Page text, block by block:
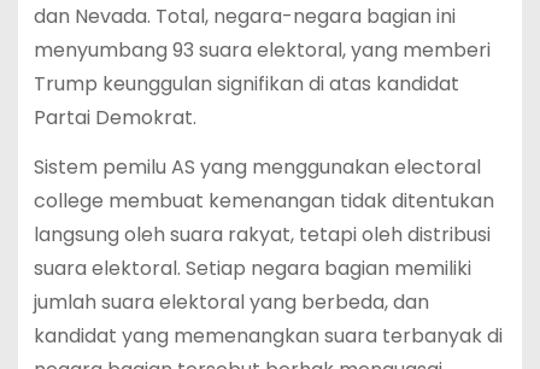
dan Nevada. Total, negara-negara bagian ini
menyumbang 93 suara elektoral, yang memberi
Trump keunggulan signifikan di atas kandidat
Partai Demokrat.
Sistem pemilu AS yang menggunakan electoral
college membuat kemenangan tidak ditentukan
langsung oleh suara rakyat, tetapi oleh distribusi
suara elektoral. Setiap negara bagian memiliki
jumlah suara elektoral yang berbeda, dan
kandidat yang memenangkan suara terbanyak di